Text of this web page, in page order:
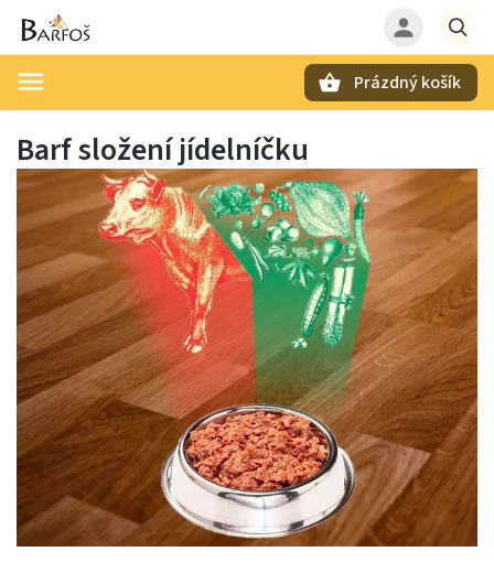
Prázdný košík
Barf složení jídelníčku